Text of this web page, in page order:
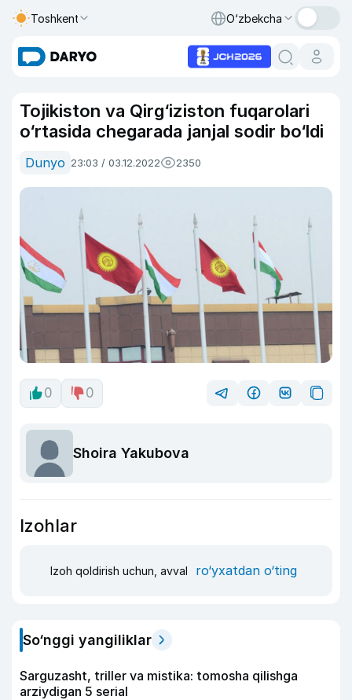
Toshkent O‘zbekcha
Tojikiston va Qirg‘iziston fuqarolari
o‘rtasida chegarada janjal sodir bo‘ldi
Dunyo 23:03 / 03.12.2022 2350
0 0
Shoira Yakubova
Izohlar
Izoh qoldirish uchun, avval ro‘yxatdan o‘ting
So‘nggi yangiliklar
Sarguzasht, triller va mistika: tomosha qilishga
arziydigan 5 serial